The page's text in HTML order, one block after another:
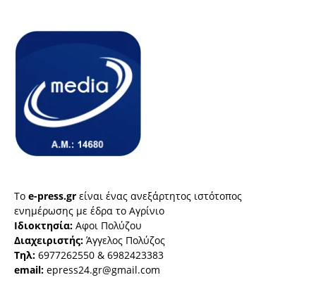
Το e-press.gr είναι ένας ανεξάρτητος ιστότοπος
ενημέρωσης με έδρα το Αγρίνιο
Ιδιοκτησία: Αφοι Πολύζου
Διαχειριστής: Άγγελος Πολύζος
Τηλ: 6977262550 & 6982423383
email: epress24.gr@gmail.com